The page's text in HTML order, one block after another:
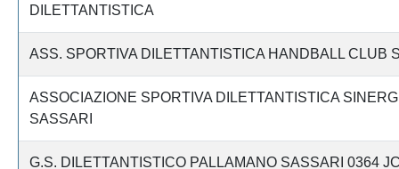
DILETTANTISTICA
ASS. SPORTIVA DILETTANTISTICA HANDBALL CLUB
ASSOCIAZIONE SPORTIVA DILETTANTISTICA
SASSARI
G.S. DILETTANTISTICO PALLAMANO SASSARI 0364